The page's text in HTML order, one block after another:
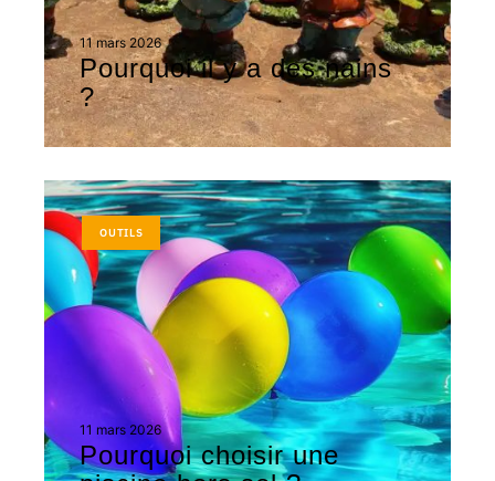
11 mars 2026
Pourquoi il y a des nains
?
OUTILS
11 mars 2026
Pourquoi choisir une